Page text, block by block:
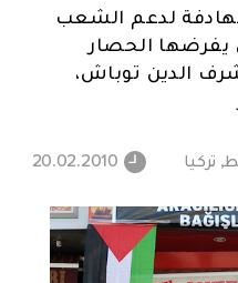
لدعم الشعب
يفرضها الحصار
الدين توباش،
, تركيا 20.02.2010